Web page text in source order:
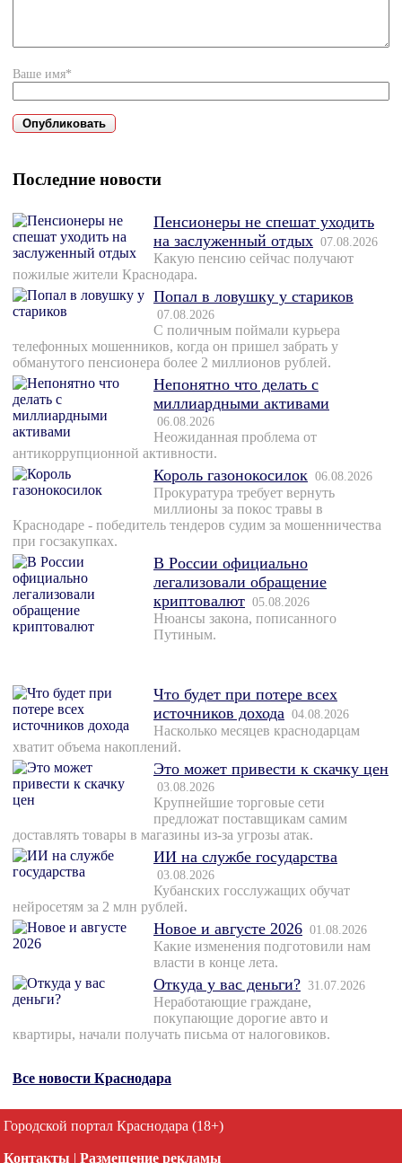
Ваше имя*
Последние новости
Пенсионеры не спешат уходить
на заслуженный отдых 07.08.2026
Какую пенсию сейчас получают
пожилые жители Краснодара.
Попал в ловушку у стариков
07.08.2026
С поличным поймали курьера
телефонных мошенников, когда он пришел забрать у
обманутого пенсионера более 2 миллионов рублей.
Непонятно что делать с
миллиардными активами
06.08.2026
Неожиданная проблема от
антикоррупционной активности.
Король газонокосилок 06.08.2026
Прокуратура требует вернуть
миллионы за покос травы в
Краснодаре - победитель тендеров судим за мошенничества
при госзакупках.
В России официально
легализовали обращение
криптовалют 05.08.2026
Нюансы закона, пописанного
Путиным.
Что будет при потере всех
источников дохода 04.08.2026
Насколько месяцев краснодарцам
хватит объема накоплений.
Это может привести к скачку цен
03.08.2026
Крупнейшие торговые сети
предложат поставщикам самим
доставлять товары в магазины из-за угрозы атак.
ИИ на службе государства
03.08.2026
Кубанских госслужащих обучат
нейросетям за 2 млн рублей.
Новое и августе 2026 01.08.2026
Какие изменения подготовили нам
власти в конце лета.
Откуда у вас деньги? 31.07.2026
Неработающие граждане,
покупающие дорогие авто и
квартиры, начали получать письма от налоговиков.
Все новости Краснодара
Городской портал Краснодара (18+)
Контакты | Размещение рекламы